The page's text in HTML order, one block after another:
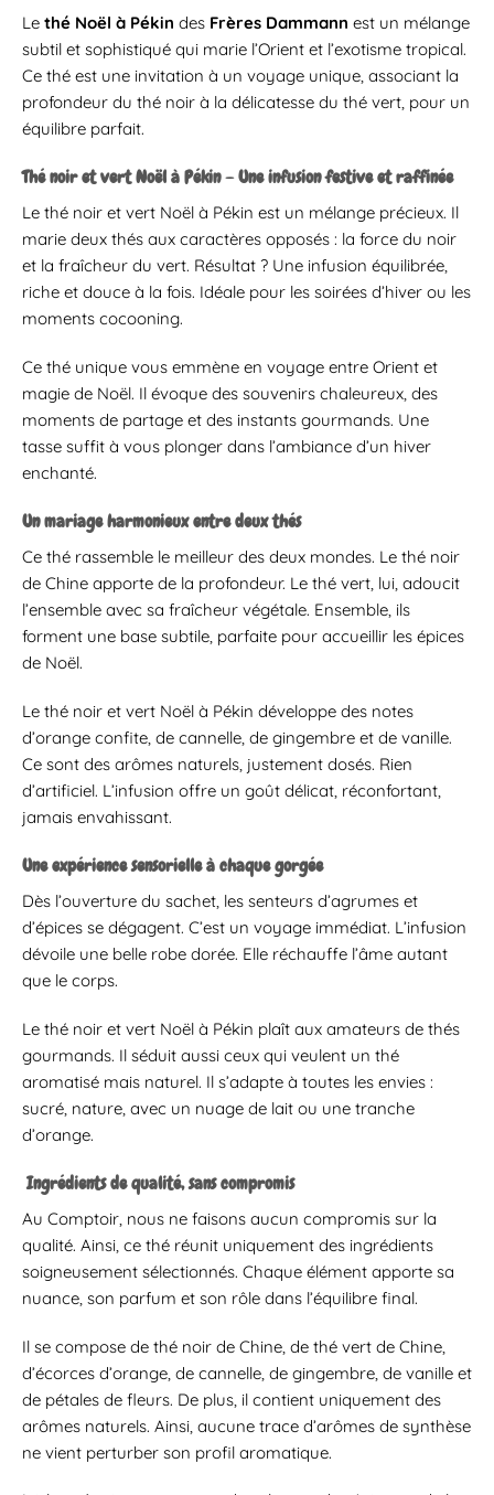
Le thé Noël à Pékin des Frères Dammann est un mélange
subtil et sophistiqué qui marie l’Orient et l’exotisme tropical.
Ce thé est une invitation à un voyage unique, associant la
profondeur du thé noir à la délicatesse du thé vert, pour un
équilibre parfait.
Thé noir et vert Noël à Pékin – Une infusion festive et raffinée
Le thé noir et vert Noël à Pékin est un mélange précieux. Il
marie deux thés aux caractères opposés : la force du noir
et la fraîcheur du vert. Résultat ? Une infusion équilibrée,
riche et douce à la fois. Idéale pour les soirées d’hiver ou les
moments cocooning.
Ce thé unique vous emmène en voyage entre Orient et
magie de Noël. Il évoque des souvenirs chaleureux, des
moments de partage et des instants gourmands. Une
tasse suffit à vous plonger dans l’ambiance d’un hiver
enchanté.
Un mariage harmonieux entre deux thés
Ce thé rassemble le meilleur des deux mondes. Le thé noir
de Chine apporte de la profondeur. Le thé vert, lui, adoucit
l’ensemble avec sa fraîcheur végétale. Ensemble, ils
forment une base subtile, parfaite pour accueillir les épices
de Noël.
Le thé noir et vert Noël à Pékin développe des notes
d’orange confite, de cannelle, de gingembre et de vanille.
Ce sont des arômes naturels, justement dosés. Rien
d’artificiel. L’infusion offre un goût délicat, réconfortant,
jamais envahissant.
Une expérience sensorielle à chaque gorgée
Dès l’ouverture du sachet, les senteurs d’agrumes et
d’épices se dégagent. C’est un voyage immédiat. L’infusion
dévoile une belle robe dorée. Elle réchauffe l’âme autant
que le corps.
Le thé noir et vert Noël à Pékin plaît aux amateurs de thés
gourmands. Il séduit aussi ceux qui veulent un thé
aromatisé mais naturel. Il s’adapte à toutes les envies :
sucré, nature, avec un nuage de lait ou une tranche
d’orange.
Ingrédients de qualité, sans compromis
Au Comptoir, nous ne faisons aucun compromis sur la
qualité. Ainsi, ce thé réunit uniquement des ingrédients
soigneusement sélectionnés. Chaque élément apporte sa
nuance, son parfum et son rôle dans l’équilibre final.
Il se compose de thé noir de Chine, de thé vert de Chine,
d’écorces d’orange, de cannelle, de gingembre, de vanille et
de pétales de fleurs. De plus, il contient uniquement des
arômes naturels. Ainsi, aucune trace d’arômes de synthèse
ne vient perturber son profil aromatique.